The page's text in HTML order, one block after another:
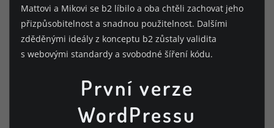
Mattovi a Mikovi se b2 líbilo a oba chtěli zachovat jeho
přizpůsobitelnost a snadnou použitelnost. Dalšími
zděděnými ideály z konceptu b2 zůstaly validita
s webovými standardy a svobodné šíření kódu.
První verze
WordPressu